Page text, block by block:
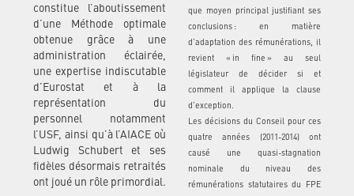
constitue l’aboutissement
d’une Méthode optimale
obtenue grâce à une
administration éclairée,
une expertise indiscutable
d’Eurostat et à la
représentation du
personnel notamment
l’USF, ainsi qu’à l’AIACE où
Ludwig Schubert et ses
fidèles désormais retraités
ont joué un rôle primordial.
que moyen principal justifiant ses
conclusions : en matière
d’adaptation des rémunérations, il
revient « in fine » au seul
législateur de décider si et
comment il applique la clause
d’exception.
Les décisions du Conseil pour ces
quatre années (2011-2014) ont
causé une quasi-stagnation
nominale du niveau des
rémunérations statutaires du FPE